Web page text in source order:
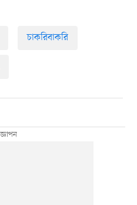
চাকরিবাকরি